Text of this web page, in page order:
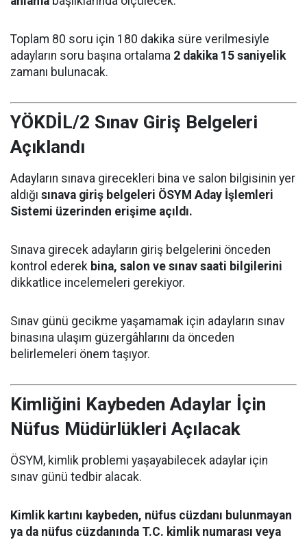
Toplam 80 soru için 180 dakika süre verilmesiyle
adayların soru başına ortalama 2 dakika 15 saniyelik
zamanı bulunacak.
YÖKDİL/2 Sınav Giriş Belgeleri
Açıklandı
Adayların sınava girecekleri bina ve salon bilgisinin yer
aldığı sınava giriş belgeleri ÖSYM Aday İşlemleri
Sistemi üzerinden erişime açıldı.
Sınava girecek adayların giriş belgelerini önceden
kontrol ederek bina, salon ve sınav saati bilgilerini
dikkatlice incelemeleri gerekiyor.
Sınav günü gecikme yaşamamak için adayların sınav
binasına ulaşım güzergâhlarını da önceden
belirlemeleri önem taşıyor.
Kimliğini Kaybeden Adaylar İçin
Nüfus Müdürlükleri Açılacak
ÖSYM, kimlik problemi yaşayabilecek adaylar için
sınav günü tedbir alacak.
Kimlik kartını kaybeden, nüfus cüzdanı bulunmayan
ya da nüfus cüzdanında T.C. kimlik numarası veya